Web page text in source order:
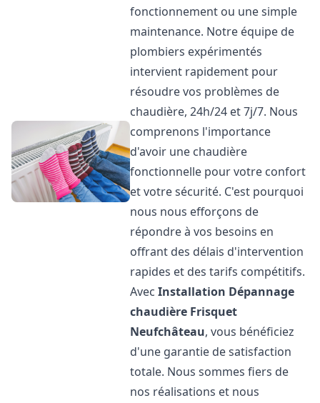
fonctionnement ou une simple
maintenance. Notre équipe de
plombiers expérimentés
intervient rapidement pour
résoudre vos problèmes de
chaudière, 24h/24 et 7j/7. Nous
comprenons l'importance
d'avoir une chaudière
fonctionnelle pour votre confort
et votre sécurité. C'est pourquoi
nous nous efforçons de
répondre à vos besoins en
offrant des délais d'intervention
rapides et des tarifs compétitifs.
AvecInstallation Dépannage
chaudière Frisquet
Neufchâteau, vous bénéficiez
d'une garantie de satisfaction
totale. Nous sommes fiers de
nos réalisations et nous